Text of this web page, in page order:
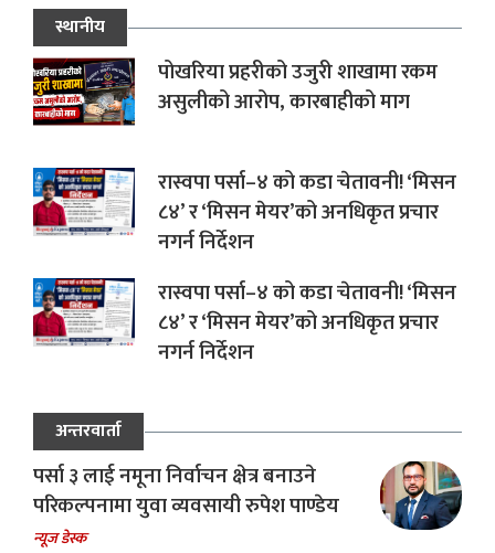
स्थानीय
पोखरिया प्रहरीको उजुरी शाखामा रकम
असुलीको आरोप, कारबाहीको माग
रास्वपा पर्सा–४ को कडा चेतावनी! ‘मिसन
८४’ र ‘मिसन मेयर’को अनधिकृत प्रचार
नगर्न निर्देशन
रास्वपा पर्सा–४ को कडा चेतावनी! ‘मिसन
८४’ र ‘मिसन मेयर’को अनधिकृत प्रचार
नगर्न निर्देशन
अन्तरवार्ता
पर्सा ३ लाई नमूना निर्वाचन क्षेत्र बनाउने
परिकल्पनामा युवा व्यवसायी रुपेश पाण्डेय
न्यूज डेस्क